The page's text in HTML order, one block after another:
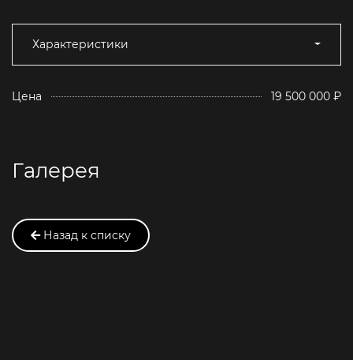
Характеристики
Цена 19 500 000 ₽
Галерея
Назад к списку